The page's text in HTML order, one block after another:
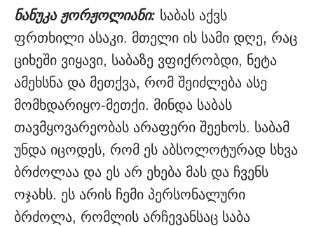
ნანუკა ჟორჟოლიანი: საბას აქვს
ფრთხილი ასაკი. მთელი ის სამი დღე, რაც
ციხეში ვიყავი, საბაზე ვფიქრობდი, ნეტა
ამეხსნა და მეთქვა, რომ შეიძლება ასე
მომხდარიყო-მეთქი. მინდა საბას
თავმყოვარეობას არაფერი შეეხოს. საბამ
უნდა იცოდეს, რომ ეს აბსოლოტურად სხვა
ბრძოლაა და ეს არ ეხება მას და ჩვენს
ოჯახს. ეს არის ჩემი პერსონალური
ბრძოლა, რომლის არჩევანსაც საბა